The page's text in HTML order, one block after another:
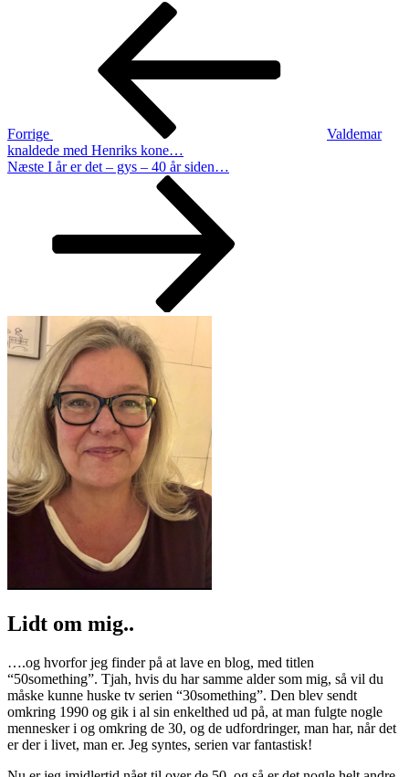
Indlægsnavigation
Forrige
Valdemar
knaldede med Henriks kone…
Næste
Næste I år er det – gys – 40 år siden…
Lidt om mig..
….og hvorfor jeg finder på at lave en blog, med titlen
“50something”. Tjah, hvis du har samme alder som mig, så vil du
måske kunne huske tv serien “30something”. Den blev sendt
omkring 1990 og gik i al sin enkelthed ud på, at man fulgte nogle
mennesker i og omkring de 30, og de udfordringer, man har, når det
er der i livet, man er. Jeg syntes, serien var fantastisk!